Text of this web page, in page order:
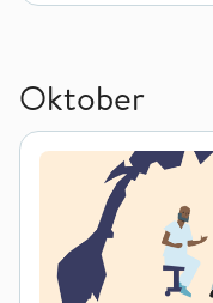
Oktober